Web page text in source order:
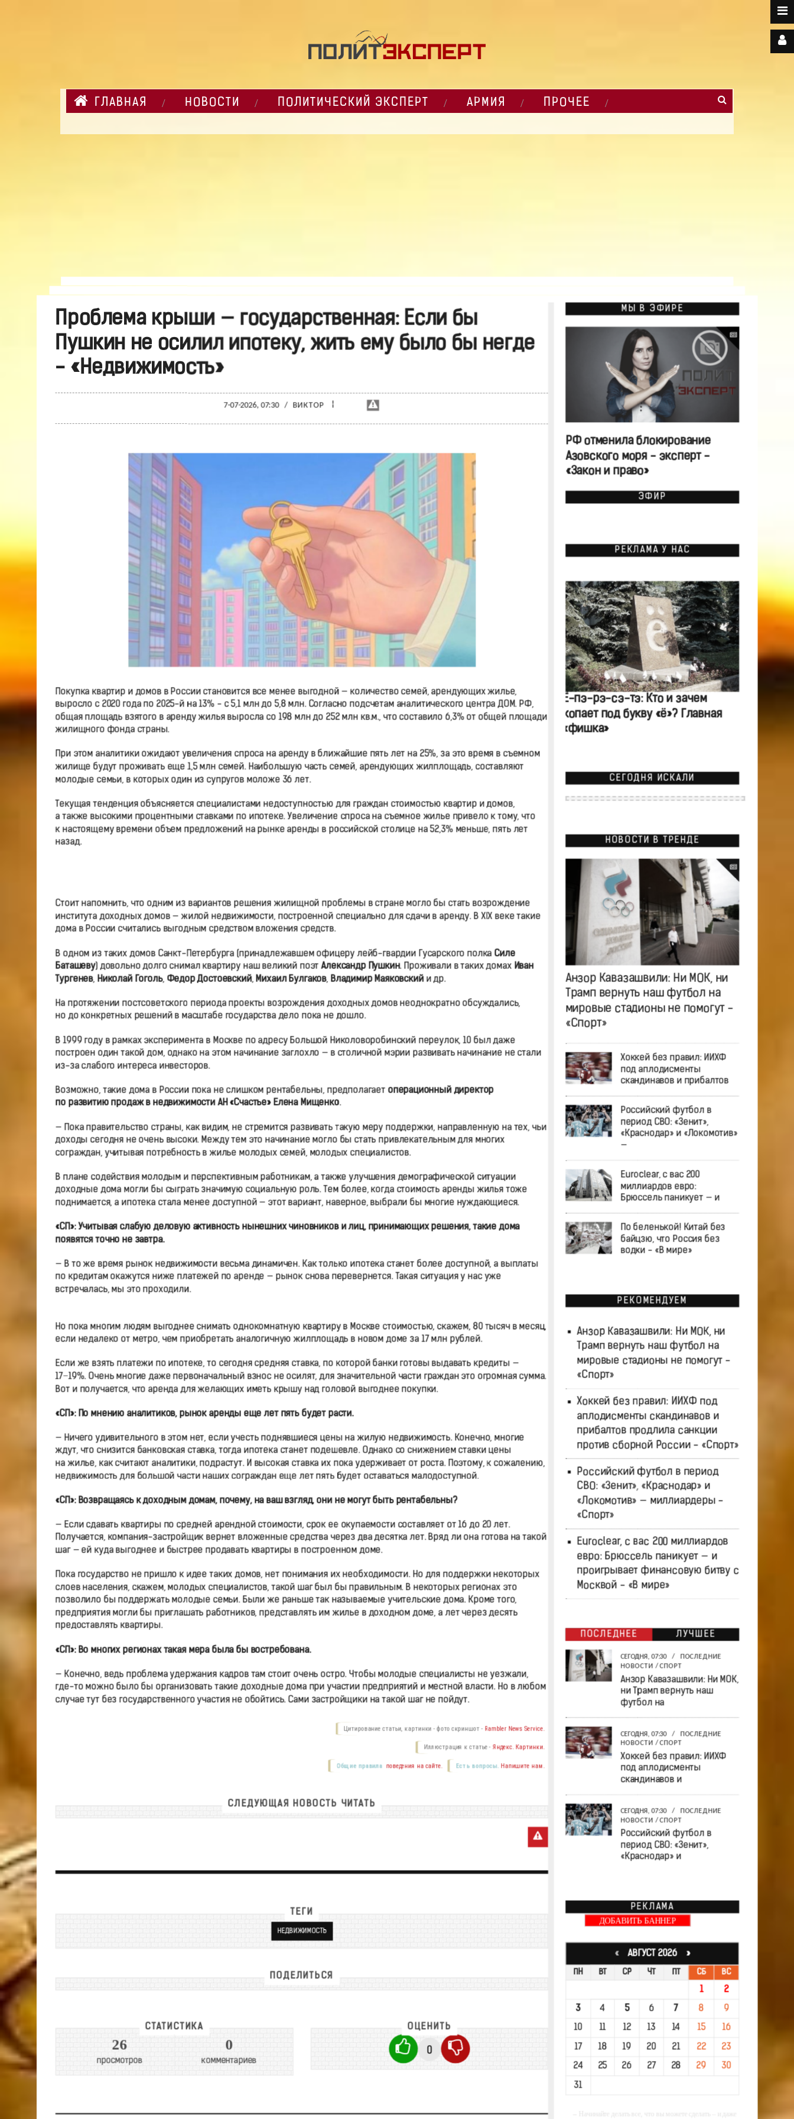
ГЛАВНАЯ НОВОСТИ ПОЛИТИЧЕСКИЙ ЭКСПЕРТ АРМИЯ ПРОЧЕЕ
Проблема крыши — государственная: Если бы
Пушкин не осилил ипотеку, жить ему было бы негде
- «Недвижимость»
7-07-2026, 07:30 / ВИКТОР ¦
Покупка квартир и домов в России становится все менее выгодной — количество семей, арендующих жилье,
выросло с 2020 года по 2025-й на 13% - с 5,1 млн до 5,8 млн. Согласно подсчетам аналитического центра ДОМ. РФ,
общая площадь взятого в аренду жилья выросла со 198 млн до 252 млн кв.м., что составило 6,3% от общей площади
жилищного фонда страны.
При этом аналитики ожидают увеличения спроса на аренду в ближайшие пять лет на 25%, за это время в съемном
жилище будут проживать еще 1,5 млн семей. Наибольшую часть семей, арендующих жилплощадь, составляют
молодые семьи, в которых один из супругов моложе 36 лет.
Текущая тенденция объясняется специалистами недоступностью для граждан стоимостью квартир и домов,
а также высокими процентными ставками по ипотеке. Увеличение спроса на съемное жилье привело к тому, что
к настоящему времени объем предложений на рынке аренды в российской столице на 52,3% меньше, пять лет
назад.
Стоит напомнить, что одним из вариантов решения жилищной проблемы в стране могло бы стать возрождение
института доходных домов — жилой недвижимости, построенной специально для сдачи в аренду. В ХIX веке такие
дома в России считались выгодным средством вложения средств.
В одном из таких домов Санкт-Петербурга (принадлежавшем офицеру лейб-гвардии Гусарского полка Силе
Баташеву) довольно долго снимал квартиру наш великий поэтАлександр Пушкин. Проживали в таких домах Иван
Тургенев, Николай Гоголь, Федор Достоевский, Михаил Булгаков, Владимир Маяковскийи др.
На протяжении постсоветского периода проекты возрождения доходных домов неоднократно обсуждались,
но до конкретных решений в масштабе государства дело пока не дошло.
В 1999 году в рамках эксперимента в Москве по адресу Большой Николоворобинский переулок, 10 был даже
построен один такой дом, однако на этом начинание заглохло — в столичной мэрии развивать начинание не стали
из-за слабого интереса инвесторов.
Возможно, такие дома в России пока не слишком рентабельны, предполагает операционный директор
по развитию продаж в недвижимости АН «Счастье» Елена Мищенко.
— Пока правительство страны, как видим, не стремится развивать такую меру поддержки, направленную на тех, чьи
доходы сегодня не очень высоки. Между тем это начинание могло бы стать привлекательным для многих
сограждан, учитывая потребность в жилье молодых семей, молодых специалистов.
В плане содействия молодым и перспективным работникам, а также улучшения демографической ситуации
доходные дома могли бы сыграть значимую социальную роль. Тем более, когда стоимость аренды жилья тоже
поднимается, а ипотека стала менее доступной — этот вариант, наверное, выбрали бы многие нуждающиеся.
«СП»: Учитывая слабую деловую активность нынешних чиновников и лиц, принимающих решения, такие дома
появятся точно не завтра.
— В то же время рынок недвижимости весьма динамичен. Как только ипотека станет более доступной, а выплаты
по кредитам окажутся ниже платежей по аренде — рынок снова перевернется. Такая ситуация у нас уже
встречалась, мы это проходили.
Но пока многим людям выгоднее снимать однокомнатную квартиру в Москве стоимостью, скажем, 80 тысяч в месяц,
если недалеко от метро, чем приобретать аналогичную жилплощадь в новом доме за 17 млн рублей.
Если же взять платежи по ипотеке, то сегодня средняя ставка, по которой банки готовы выдавать кредиты —
17−19%. Очень многие даже первоначальный взнос не осилят, для значительной части граждан это огромная сумма.
Вот и получается, что аренда для желающих иметь крышу над головой выгоднее покупки.
«СП»: По мнению аналитиков, рынок аренды еще лет пять будет расти.
— Ничего удивительного в этом нет, если учесть поднявшиеся цены на жилую недвижимость. Конечно, многие
ждут, что снизится банковская ставка, тогда ипотека станет подешевле. Однако со снижением ставки цены
на жилье, как считают аналитики, подрастут. И высокая ставка их пока удерживает от роста. Поэтому, к сожалению,
недвижимость для большой части наших сограждан еще лет пять будет оставаться малодоступной.
«СП»: Возвращаясь к доходным домам, почему, на ваш взгляд, они не могут быть рентабельны?
— Если сдавать квартиры по средней арендной стоимости, срок ее окупаемости составляет от 16 до 20 лет.
Получается, компания-застройщик вернет вложенные средства через два десятка лет. Вряд ли она готова на такой
шаг — ей куда выгоднее и быстрее продавать квартиры в построенном доме.
Пока государство не пришло к идее таких домов, нет понимания их необходимости. Но для поддержки некоторых
слоев населения, скажем, молодых специалистов, такой шаг был бы правильным. В некоторых регионах это
позволило бы поддержать молодые семьи. Были же раньше так называемые учительские дома. Кроме того,
предприятия могли бы приглашать работников, представлять им жилье в доходном доме, а лет через десять
предоставлять квартиры.
«СП»: Во многих регионах такая мера была бы востребована.
— Конечно, ведь проблема удержания кадров там стоит очень остро. Чтобы молодые специалисты не уезжали,
где-то можно было бы организовать такие доходные дома при участии предприятий и местной власти. Но в любом
случае тут без государственного участия не обойтись. Сами застройщики на такой шаг не пойдут.
Цитирование статьи, картинки - фото скриншот - Rambler News Service.
Иллюстрация к статье - Яндекс. Картинки.
Есть вопросы. Напишите нам.
Общие правила поведения на сайте.
СЛЕДУЮЩАЯ НОВОСТЬ ЧИТАТЬ
ТЕГИ
НЕДВИЖИМОСТЬ
ПОДЕЛИТЬСЯ
СТАТИСТИКА
26
просмотров
0
комментариев
ОЦЕНИТЬ
0
МЫ В ЭФИРЕ
РФ отменила блокирование
Азовского моря - эксперт -
«Закон и право»
ЭФИР
РЕКЛАМА У НАС
Ё-пэ-рэ-сэ-тэ: Кто и зачем
копает под букву «ё»? Главная
«фишка»
СЕГОДНЯ ИСКАЛИ
НОВОСТИ В ТРЕНДЕ
Анзор Кавазашвили: Ни МОК, ни
Трамп вернуть наш футбол на
мировые стадионы не помогут -
«Спорт»
Хоккей без правил: ИИХФ
под аплодисменты
скандинавов и прибалтов
Российский футбол в
период СВО: «Зенит»,
«Краснодар» и «Локомотив»
—
Euroclear, с вас 200
миллиардов евро:
Брюссель паникует — и
По беленькой! Китай без
байцзю, что Россия без
водки - «В мире»
РЕКОМЕНДУЕМ
Анзор Кавазашвили: Ни МОК, ни
Трамп вернуть наш футбол на
мировые стадионы не помогут -
«Спорт»
Хоккей без правил: ИИХФ под
аплодисменты скандинавов и
прибалтов продлила санкции
против сборной России - «Спорт»
Российский футбол в период
СВО: «Зенит», «Краснодар» и
«Локомотив» — миллиардеры -
«Спорт»
Euroclear, с вас 200 миллиардов
евро: Брюссель паникует — и
проигрывает финансовую битву с
Москвой - «В мире»
ПОСЛЕДНЕЕ ЛУЧШЕЕ
СЕГОДНЯ, 07:30 /
ПОСЛЕДНИЕ
НОВОСТИ /СПОРТ
Анзор Кавазашвили: Ни МОК,
ни Трамп вернуть наш
футбол на
СЕГОДНЯ, 07:30 /
ПОСЛЕДНИЕ
НОВОСТИ /СПОРТ
Хоккей без правил: ИИХФ
под аплодисменты
скандинавов и
СЕГОДНЯ, 07:30 /
ПОСЛЕДНИЕ
НОВОСТИ /СПОРТ
Российский футбол в
период СВО: «Зенит»,
«Краснодар» и
РЕКЛАМА
ДОБАВИТЬ БАННЕР
«АВГУСТ 2026 »
ПН ВТ СР ЧТ ПТ СБ ВС
1 2
3 4 5 6 7 8 9
10 11 12 13 14 15 16
17 18 19 20 21 22 23
24 25 26 27 28 29 30
31